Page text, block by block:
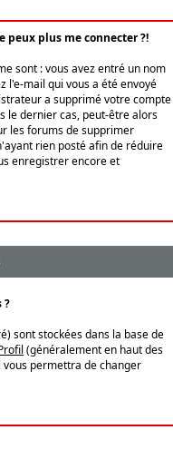
peux plus me connecter ?!
sont : vous avez entré un nom
l'e-mail qui vous a été envoyé
a supprimé votre compte
le dernier cas, peut-être alors
les forums de supprimer
rien posté afin de réduire
enregistrer encore et
?
sont stockées dans la base de
(généralement en haut des
vous permettra de changer